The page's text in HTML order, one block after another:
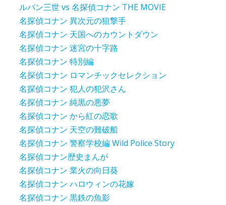
ルパン三世 vs 名探偵コナン THE MOVIE
名探偵コナン 異次元の狙撃手
名探偵コナン 天国へのカウントダウン
名探偵コナン 迷宮の十字路
名探偵コナン 特別編
名探偵コナン ロマンチックセレクション
名探偵コナン 犯人の犯沢さん
名探偵コナン 純黒の悪夢
名探偵コナン から紅の恋歌
名探偵コナン 天空の難破船
名探偵コナン 警察学校編 Wild Police Story
名探偵コナン歴史まんが
名探偵コナン 業火の向日葵
名探偵コナン ハロウィンの花嫁
名探偵コナン 黒鉄の魚影